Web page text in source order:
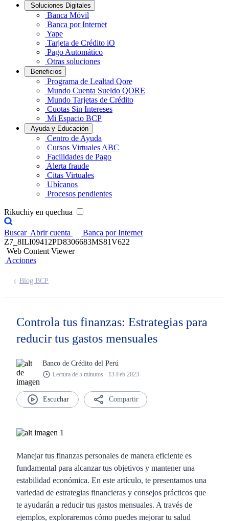
Soluciones Digitales
Banca Móvil
Banca por Internet
Yape
Tarjeta de Crédito iO
Pago Automático
Otras soluciones
Beneficios
Programa de Lealtad Qore
Mundo Cuenta Sueldo QORE
Mundo Tarjetas de Crédito
Cuotas Sin Intereses
Mi Espacio BCP
Ayuda y Educación
Centro de Ayuda
Cursos Virtuales ABC
Facilidades de Pago
Alerta fraude
Citas Virtuales
Ubícanos
Procesos pendientes
Rikuchiy en quechua
Buscar Abrir cuenta
Banca por Internet
Z7_8ILI09412PD8306683MS81V622
Web Content Viewer
Acciones
Blog BCP
Controla tus finanzas: Estrategias para
reducir tus gastos mensuales
Banco de Crédito del Perú
Lectura de 5 minutos · 13 Feb 2023
Compartir
Manejar tus finanzas personales de manera eficiente es
fundamental para alcanzar tus objetivos y mantener una
estabilidad económica. En este artículo, te presentamos una
variedad de estrategias financieras y consejos prácticos que
te ayudarán a reducir tus gastos mensuales. A través de
ejemplos, exploraremos cómo puedes mejorar tu salud